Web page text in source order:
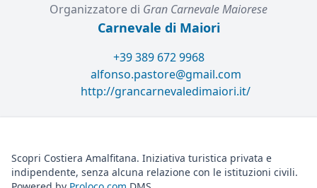
Organizzatore di Gran Carnevale Maiorese
Carnevale di Maiori
+39 389 672 9968
alfonso.pastore@gmail.com
http://grancarnevaledimaiori.it/
Scopri Costiera Amalfitana. Iniziativa turistica privata e
indipendente, senza alcuna relazione con le istituzioni civili.